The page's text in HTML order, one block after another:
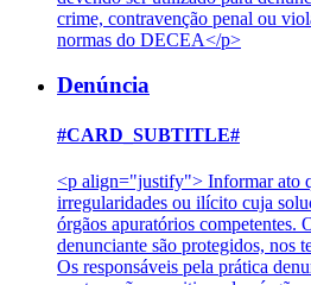
crime, contravenção penal ou
normas do DECEA</p>
Denúncia
#CARD_SUBTITLE#
<p align="justify"> Informar ato
irregularidades ou ilícito cuja
órgãos apuratórios competentes.
denunciante são protegidos, nos
Os responsáveis pela prática